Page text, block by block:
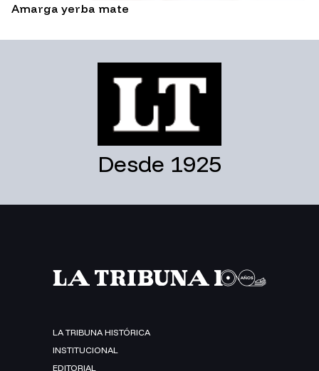
Amarga yerba mate
Desde 1925
LA TRIBUNA HISTÓRICA
INSTITUCIONAL
EDITORIAL